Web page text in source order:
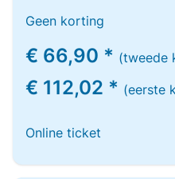
Geen korting
€ 66,90 * (tweede
€ 112,02 * (eerste
Online ticket